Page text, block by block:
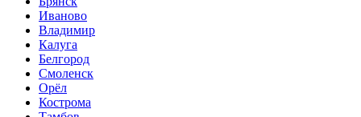
Иваново
Владимир
Калуга
Белгород
Смоленск
Орёл
Кострома